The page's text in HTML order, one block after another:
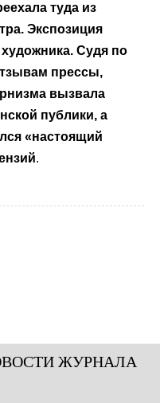
туда из
Экспозиция
Судя по
прессы,
вызвала
публики, а
«настоящий
.
ЖУРНАЛА